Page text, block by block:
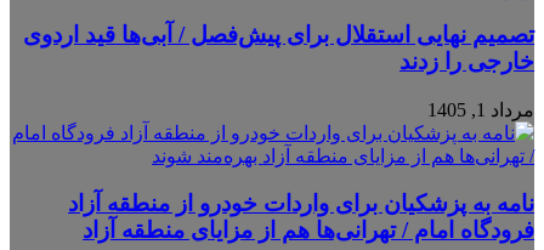
تصمیم نهایی استقلال برای پیش‌فصل / آبی‌ها قید اردوی
خارجی را زدند
مرداد 1, 1405
نامه به پزشکیان برای واردات خودرو از منطقه آزاد
فرودگاه امام / تهرانی‌ها هم از مزایای منطقه آزاد